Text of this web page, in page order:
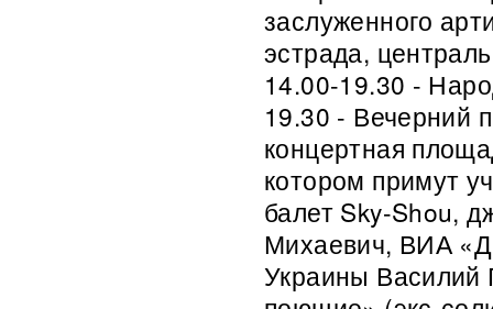
заслуженного
эстрада,
14.00-19.30 -
19.30 - Вечерний
концертная
котором примут
балет Sky-Shou,
Михаевич, ВИА
Украины